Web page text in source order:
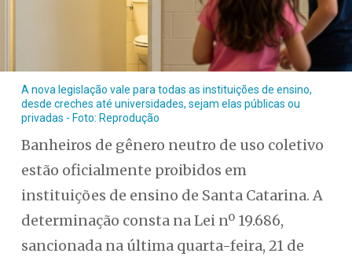
A nova legislação vale para todas as instituições de ensino,
desde creches até universidades, sejam elas públicas ou
privadas - Foto: Reprodução
Banheiros de gênero neutro de uso coletivo
estão oficialmente proibidos em
instituições de ensino de Santa Catarina. A
determinação consta na Lei nº 19.686,
sancionada na última quarta-feira, 21 de